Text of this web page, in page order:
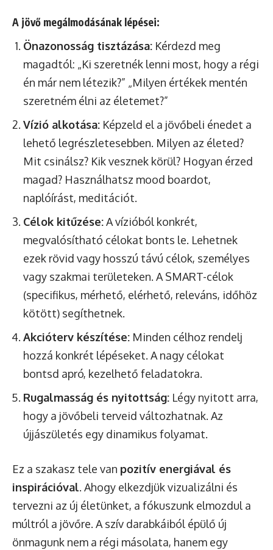
A jövő megálmodásának lépései:
Önazonosság tisztázása: Kérdezd meg
magadtól: „Ki szeretnék lenni most, hogy a régi
én már nem létezik?” „Milyen értékek mentén
szeretném élni az életemet?”
Vízió alkotása: Képzeld el a jövőbeli énedet a
lehető legrészletesebben. Milyen az életed?
Mit csinálsz? Kik vesznek körül? Hogyan érzed
magad? Használhatsz mood boardot,
naplóírást, meditációt.
Célok kitűzése:A vízióból konkrét,
megvalósítható célokat bonts le. Lehetnek
ezek rövid vagy hosszú távú célok, személyes
vagy szakmai területeken. A SMART-célok
(specifikus, mérhető, elérhető, releváns, időhöz
kötött) segíthetnek.
Akcióterv készítése: Minden célhoz rendelj
hozzá konkrét lépéseket. A nagy célokat
bontsd apró, kezelhető feladatokra.
Rugalmasság és nyitottság: Légy nyitott arra,
hogy a jövőbeli terveid változhatnak. Az
újjászületés egy dinamikus folyamat.
Ez a szakasz tele van pozitív energiával és
inspirációval. Ahogy elkezdjük vizualizálni és
tervezni az új életünket, a fókuszunk elmozdul a
múltról a jövőre. A szív darabkáiból épülő új
önmagunk nem a régi másolata, hanem egy